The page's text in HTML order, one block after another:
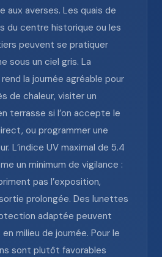
aux averses. Les quais de
du centre historique ou les
peuvent se pratiquer
sous un ciel gris. La
la journée agréable pour
de chaleur, visiter un
terrasse si l’on accepte le
ou programmer une
L’indice UV maximal de 5.4
un minimum de vigilance :
pas l’exposition,
prolongée. Des lunettes
adaptée peuvent
milieu de journée. Pour le
sont plutôt favorables